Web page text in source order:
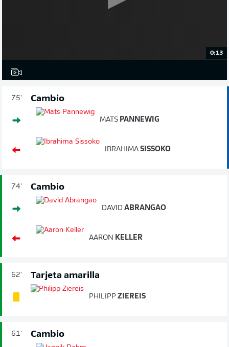
0:13
75' Cambio
MATS PANNEWIG
IBRAHIMA SISSOKO
74' Cambio
DAVID ABRANGAO
AARON KELLER
62' Tarjeta amarilla
PHILIPP ZIEREIS
61' Cambio